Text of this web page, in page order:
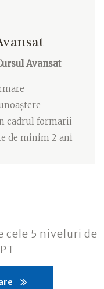
Avansat
cadrul formarii
de minim 2 ani
cele 5 niveluri de